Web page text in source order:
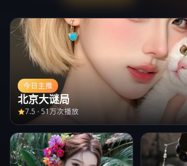
今日主推
北京大谜局
7.5 · 51万次播放